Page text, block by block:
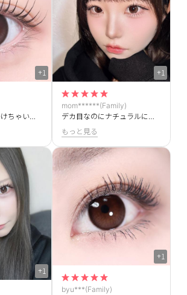
+1
人生カラコン見つけちゃいました✨レインブラックも大好きでずっと愛用していたので新しいカラーができてとっても嬉しいです👍
+1
+1
mom******(Family)
デカ目なのにナチュラルに盛れる！！雨のようなハイライターがつやつやして超かわいい💖💖
もっと見る
+1
byu***(Family)